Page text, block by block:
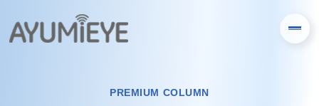
PREMIUM COLUMN